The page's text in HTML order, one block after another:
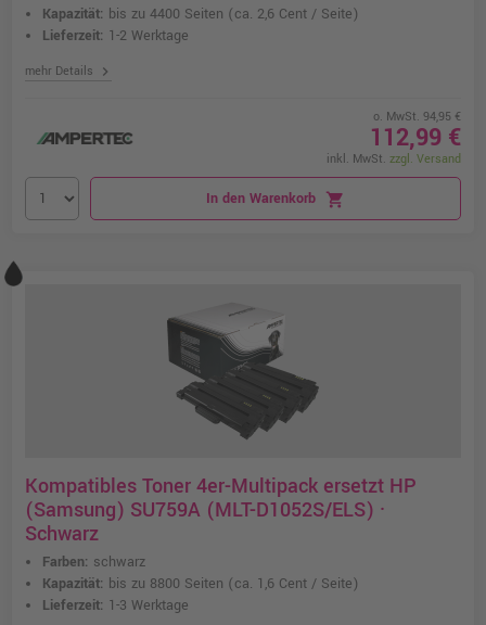
Kapazität: bis zu 4400 Seiten (ca. 2,6 Cent / Seite)
Lieferzeit: 1-2 Werktage
mehr Details chevron_right
o. MwSt. 94,95 €
112,99 €
inkl. MwSt. zzgl. Versand
In den Warenkorb shopping_cart
Kompatibles Toner 4er-Multipack ersetzt HP
(Samsung) SU759A (MLT-D1052S/ELS) ·
Schwarz
Farben: schwarz
Kapazität: bis zu 8800 Seiten (ca. 1,6 Cent / Seite)
Lieferzeit: 1-3 Werktage